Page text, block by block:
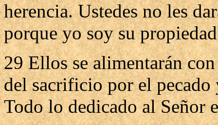
herencia. Ustedes no les
porque yo soy su
29 Ellos se alimentarán
del sacrificio por el
Todo lo dedicado al Señor